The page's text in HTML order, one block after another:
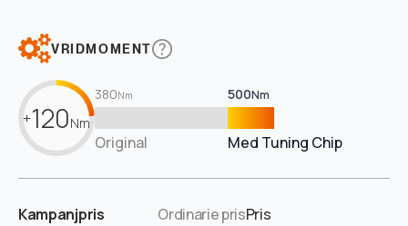
VRIDMOMENT
+120Nm
380Nm 500Nm
Original Med Tuning Chip
Kampanjpris Ordinarie prisPris